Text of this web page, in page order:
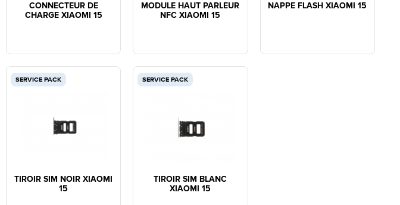
CONNECTEUR DE
CHARGE XIAOMI 15
MODULE HAUT PARLEUR
NFC XIAOMI 15
NAPPE FLASH XIAOMI 15
SERVICE PACK
TIROIR SIM NOIR XIAOMI
15
SERVICE PACK
TIROIR SIM BLANC
XIAOMI 15